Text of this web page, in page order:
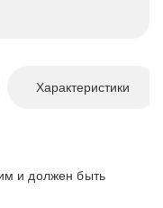
Характеристики
и должен быть